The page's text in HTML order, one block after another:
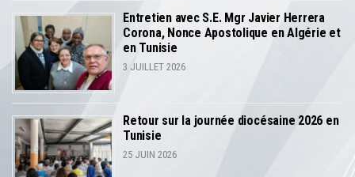
Entretien avec S.E. Mgr Javier Herrera
Corona, Nonce Apostolique en Algérie et
en Tunisie
3 JUILLET 2026
Retour sur la journée diocésaine 2026 en
Tunisie
25 JUIN 2026